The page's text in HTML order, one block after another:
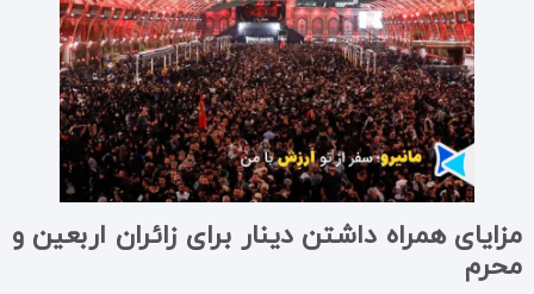
مزایای همراه داشتن دینار برای زائران اربعین و
محرم